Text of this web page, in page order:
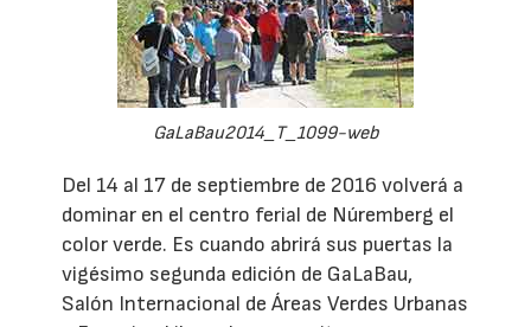
GaLaBau2014_T_1099-web
Del 14 al 17 de septiembre de 2016 volverá a
dominar en el centro ferial de Núremberg el
color verde. Es cuando abrirá sus puertas la
vigésimo segunda edición de GaLaBau,
Salón Internacional de Áreas Verdes Urbanas